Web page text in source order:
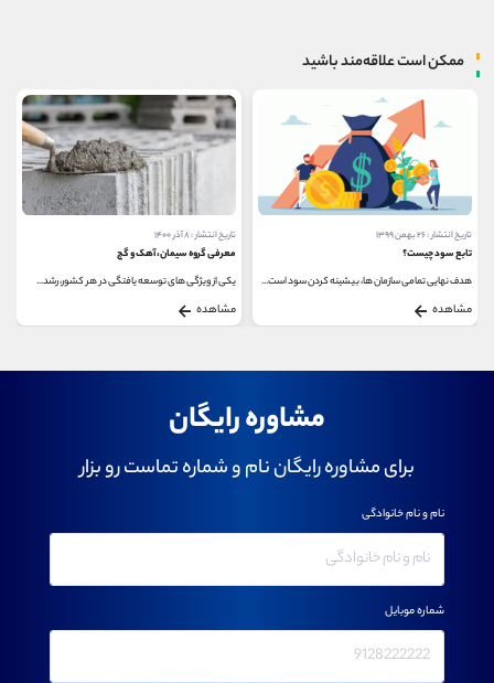
ممکن است علاقه‌مند باشید
تاریخ انتشار : ۲۶ بهمن ۱۳۹۹
تابع سود چیست؟
هدف نهایی تمامی سازمان ها، بیشینه کردن سود است...
مشاهده
تاریخ انتشار : ۸ آذر ۱۴۰۰
معرفی گروه سیمان، آهک و گچ
یکی از ویژگی های توسعه یافتگی در هر کشور، رشد...
مشاهده
مشاوره رایگان
برای مشاوره رایگان نام و شماره تماست رو بزار
نام و نام خانوادگی
شماره موبایل